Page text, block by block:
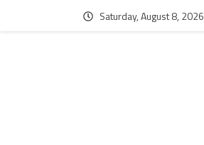
Saturday, August 8, 2026